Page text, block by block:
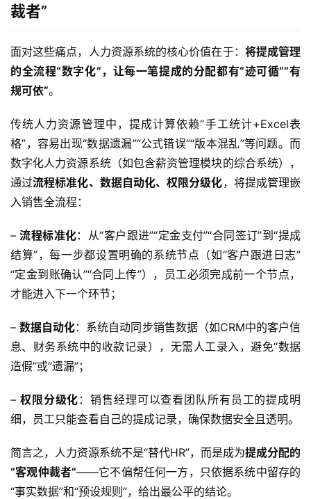
裁者”
面对这些痛点，人力资源系统的核心价值在于： 将提成管理
的全流程“数字化”，让每一笔提成的分配都有“迹可循”“有
规可依”。
传统人力资源管理中，提成计算依赖“手工统计+Excel表
格”，容易出现“数据遗漏”“公式错误”“版本混乱”等问题。而
数字化人力资源系统（如包含薪资管理模块的综合系统），
通过流程标准化、数据自动化、权限分级化，将提成管理嵌
入销售全流程：
– 流程标准化：从“客户跟进”“定金支付”“合同签订”到“提成
结算”，每一步都设置明确的系统节点（如“客户跟进日志”
“定金到账确认”“合同上传”），员工必须完成前一个节点，
才能进入下一个环节；
– 数据自动化：系统自动同步销售数据（如CRM中的客户信
息、财务系统中的收款记录），无需人工录入，避免“数据
造假”或“遗漏”；
– 权限分级化 ：销售经理可以查看团队所有员工的提成明
简言之，人力资源系统不是“替代HR”，而是成为提成分配的
“客观仲裁者”——它不偏帮任何一方，只依据系统中留存的
“事实数据”和“预设规则”，给出最公平的结论。